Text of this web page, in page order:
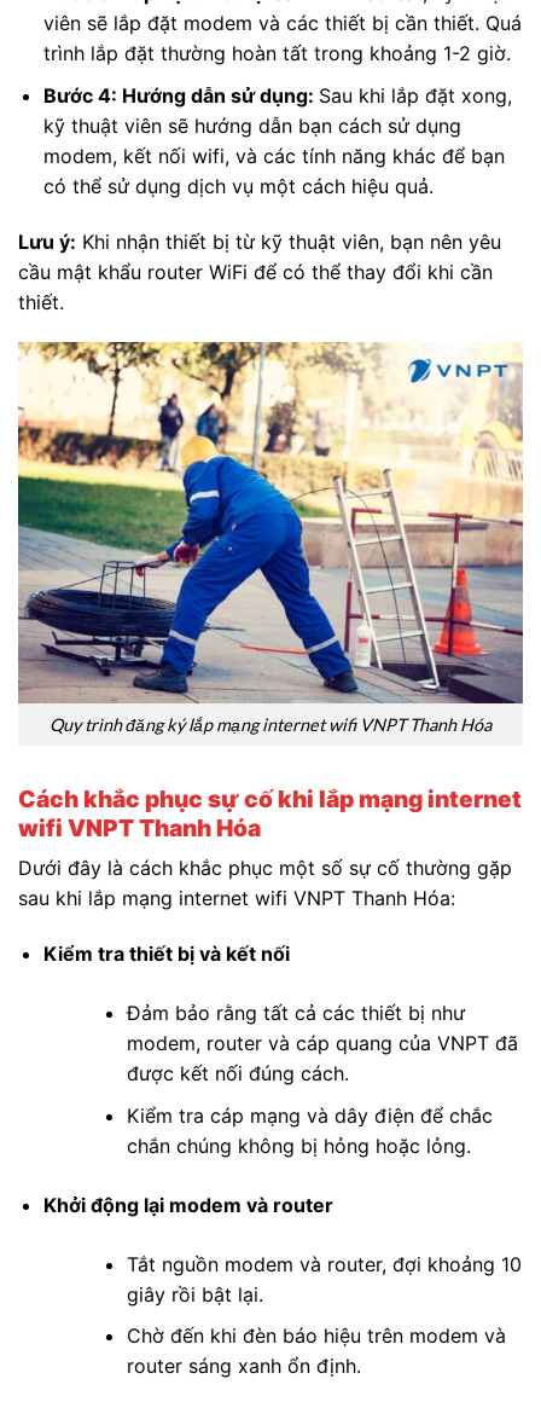
viên sẽ lắp đặt modem và các thiết bị cần thiết. Quá
trình lắp đặt thường hoàn tất trong khoảng 1-2 giờ.
Bước 4: Hướng dẫn sử dụng: Sau khi lắp đặt xong,
kỹ thuật viên sẽ hướng dẫn bạn cách sử dụng
modem, kết nối wifi, và các tính năng khác để bạn
có thể sử dụng dịch vụ một cách hiệu quả.
Lưu ý: Khi nhận thiết bị từ kỹ thuật viên, bạn nên yêu
cầu mật khẩu router WiFi để có thể thay đổi khi cần
thiết.
Quy trình đăng ký lắp mạng internet wifi VNPT Thanh Hóa
Cách khắc phục sự cố khi lắp mạng internet
wifi VNPT Thanh Hóa
Dưới đây là cách khắc phục một số sự cố thường gặp
sau khi lắp mạng internet wifi VNPT Thanh Hóa:
Kiểm tra thiết bị và kết nối
Đảm bảo rằng tất cả các thiết bị như
modem, router và cáp quang của VNPT đã
được kết nối đúng cách.
Kiểm tra cáp mạng và dây điện để chắc
chắn chúng không bị hỏng hoặc lỏng.
Khởi động lại modem và router
Tắt nguồn modem và router, đợi khoảng 10
giây rồi bật lại.
Chờ đến khi đèn báo hiệu trên modem và
router sáng xanh ổn định.